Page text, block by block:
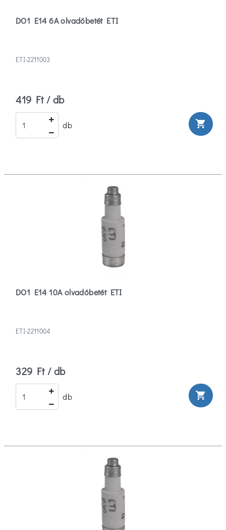
DO1 E14 6A olvadóbetét ETI
ETI-2211003
419 Ft / db
db shopping_cart
DO1 E14 10A olvadóbetét ETI
ETI-2211004
329 Ft / db
db shopping_cart